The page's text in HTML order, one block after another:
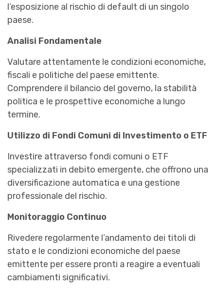
l’esposizione al rischio di default di un singolo
paese.
Analisi Fondamentale
Valutare attentamente le condizioni economiche,
fiscali e politiche del paese emittente.
Comprendere il bilancio del governo, la stabilità
politica e le prospettive economiche a lungo
termine.
Utilizzo di Fondi Comuni di Investimento o ETF
Investire attraverso fondi comuni o ETF
specializzati in debito emergente, che offrono una
diversificazione automatica e una gestione
professionale del rischio.
Monitoraggio Continuo
Rivedere regolarmente l’andamento dei titoli di
stato e le condizioni economiche del paese
emittente per essere pronti a reagire a eventuali
cambiamenti significativi.